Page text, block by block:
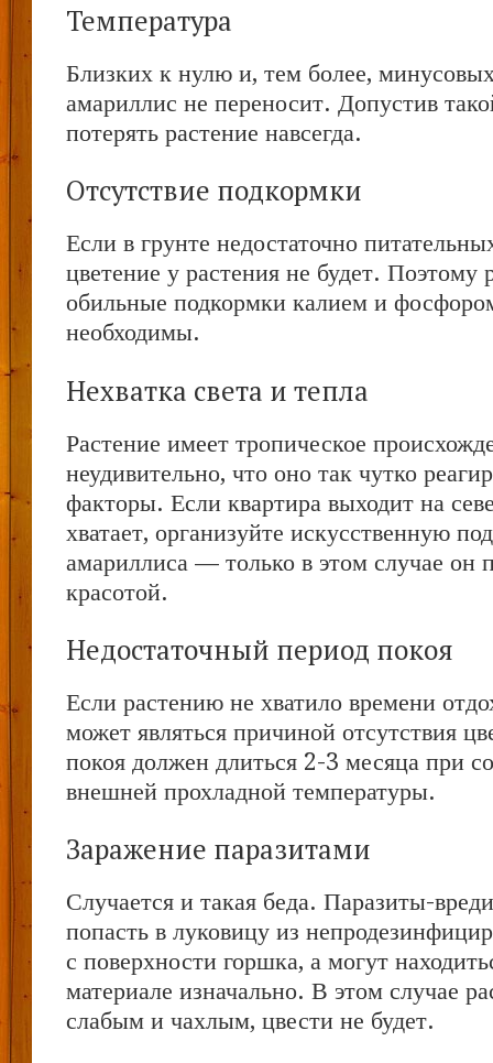
Температура
Близких к нулю и, тем более,
амариллис не переносит. Допустив
потерять растение навсегда.
Отсутствие подкормки
Если в грунте недостаточно
цветение у растения не будет. Поэтому
обильные подкормки калием и
необходимы.
Нехватка света и тепла
Растение имеет тропическое
неудивительно, что оно так чутко
факторы. Если квартира выходит на
хватает, организуйте искусственную
амариллиса — только в этом случае он
красотой.
Недостаточный период покоя
Если растению не хватило времени
может являться причиной отсутствия
покоя должен длиться 2-3 месяца при
внешней прохладной температуры.
Заражение паразитами
Случается и такая беда. Паразиты-
попасть в луковицу из
с поверхности горшка, а могут
материале изначально. В этом случае
слабым и чахлым, цвести не будет.